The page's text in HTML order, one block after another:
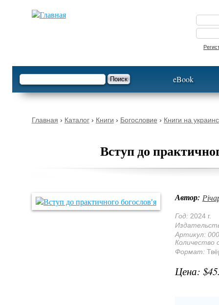
Форма поиска
Поиск eBook
Вы здесь
Главная › Каталог› Книги › Богословие › Книги на
Вступ до
Автор:
Год: 2024 г.
Артикул:
Количество
Формат: